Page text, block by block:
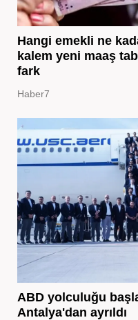
Hangi emekli ne
kalem yeni maaş
fark
Haber7
ABD yolculuğu
Antalya'dan ayrıldı